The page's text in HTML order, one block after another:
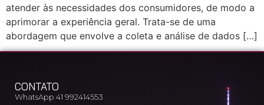
atender às necessidades dos consumidores, de modo a
aprimorar a experiência geral. Trata-se de uma
abordagem que envolve a coleta e análise de dados […]
CONTATO
WhatsApp 41 992414553